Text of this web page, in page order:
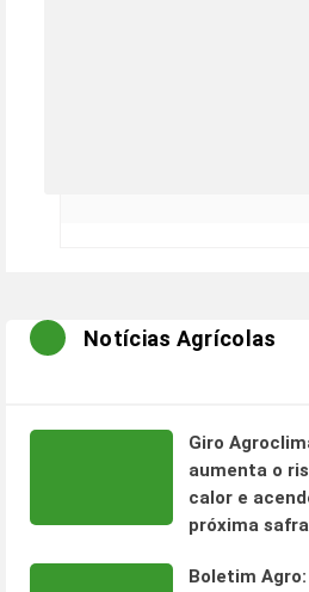
Notícias Agrícolas
Giro
aumenta o
calor e
próxima safra
Boletim